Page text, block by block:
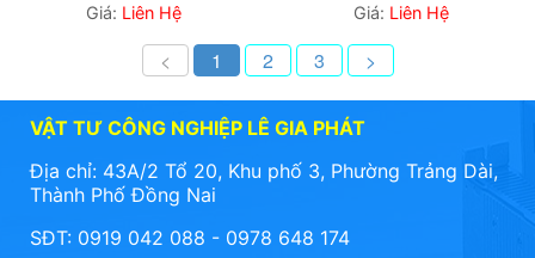
Giá: Liên Hệ Giá: Liên Hệ
< 1 2 3 >
VẬT TƯ CÔNG NGHIỆP LÊ GIA PHÁT
Địa chỉ: 43A/2 Tổ 20, Khu phố 3, Phường Trảng Dài,
Thành Phố Đồng Nai
SĐT: 0919 042 088 - 0978 648 174